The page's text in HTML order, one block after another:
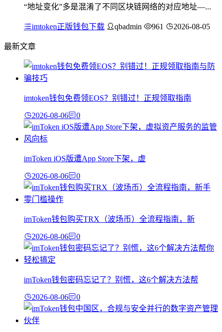
“地址变化”多是混淆了不同区块链网络的对应地址—...
imtoken正版钱包下载 qbadmin 961 2026-08-05
最新文章
imtoken钱包免费领EOS？别错过！正规领取指南
2026-08-06 0
imToken iOS版遭App Store下架，虚
2026-08-06 0
imToken钱包购买TRX（波场币）全流程指南，新
2026-08-06 0
imToken钱包密码忘记了？别慌，这6个解决方法帮
2026-08-06 0